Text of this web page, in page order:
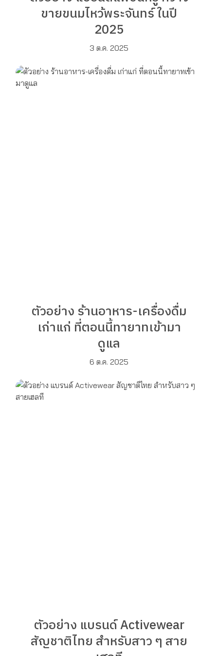
ขายขนมไหว้พระจันทร์ ในปี
2025
3 ต.ค. 2025
ตัวอย่าง ร้านอาหาร-เครื่องดื่ม
เก่าแก่ ที่ตอนนี้ทายาทเข้ามา
ดูแล
6 ต.ค. 2025
ตัวอย่าง แบรนด์ Activewear
สัญชาติไทย สำหรับสาว ๆ สาย